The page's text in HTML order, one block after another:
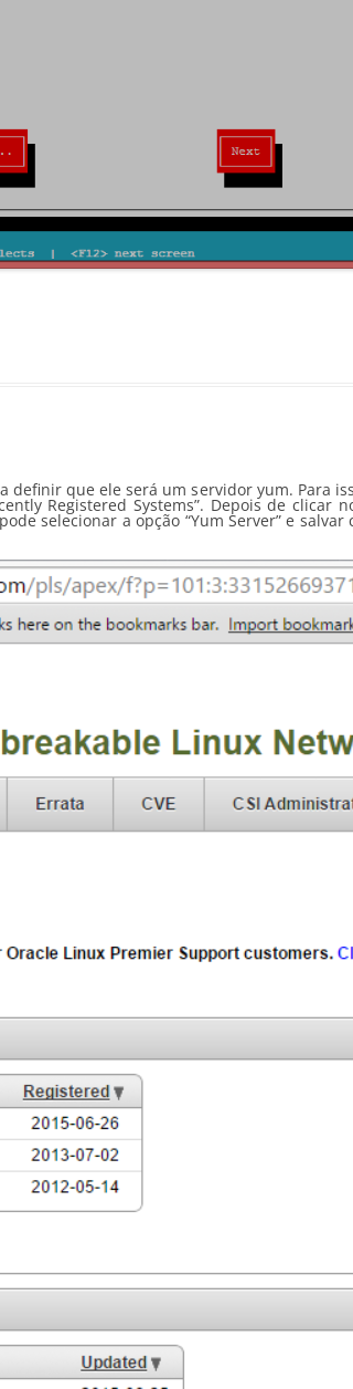
definir que ele será um servidor yum. Para
Registered Systems”. Depois de
selecionar a opção “Yum Server” e